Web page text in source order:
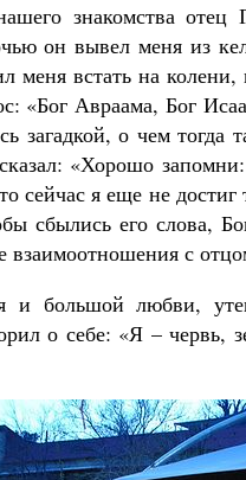
знакомства
он вывел меня из
меня встать на
«Бог Авраама, Бог
загадкой, о чем тогда
«Хорошо
сейчас я еще не
сбылись его слова,
с
и большой любви,
о себе: «Я – червь,